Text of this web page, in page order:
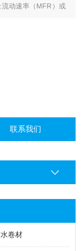
动速率（MFR）或
联系我们
卷材